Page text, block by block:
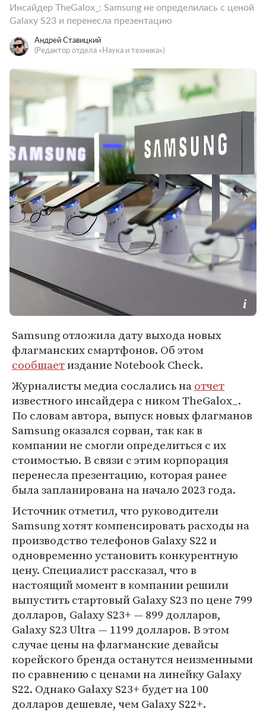
Инсайдер TheGalox_: Samsung не определилась с ценой
Galaxy S23 и перенесла презентацию
Андрей Ставицкий
(Редактор отдела «Наука и техника»)
Samsung отложила дату выхода новых
флагманских смартфонов. Об этом
сообщаетиздание Notebook Check.
Журналисты медиа сослались наотчет
известного инсайдера с ником TheGalox_.
По словам автора, выпуск новых флагманов
Samsung оказался сорван, так как в
компании не смогли определиться с их
стоимостью. В связи с этим корпорация
перенесла презентацию, которая ранее
была запланирована на начало 2023 года.
Источник отметил, что руководители
Samsung хотят компенсировать расходы на
производство телефонов Galaxy S22 и
одновременно установить конкурентную
цену. Специалист рассказал, что в
настоящий момент в компании решили
выпустить стартовый Galaxy S23 по цене 799
долларов, Galaxy S23+ — 899 долларов,
Galaxy S23 Ultra — 1199 долларов. В этом
случае цены на флагманские девайсы
корейского бренда останутся неизменными
по сравнению с ценами на линейку Galaxy
S22. Однако Galaxy S23+ будет на 100
долларов дешевле, чем Galaxy S22+.